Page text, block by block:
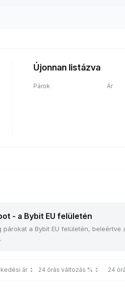
Újonnan listázva
Párok Ár
- a Bybit EU felületén
a Bybit EU felületén,
ár 24 órás változás % 24